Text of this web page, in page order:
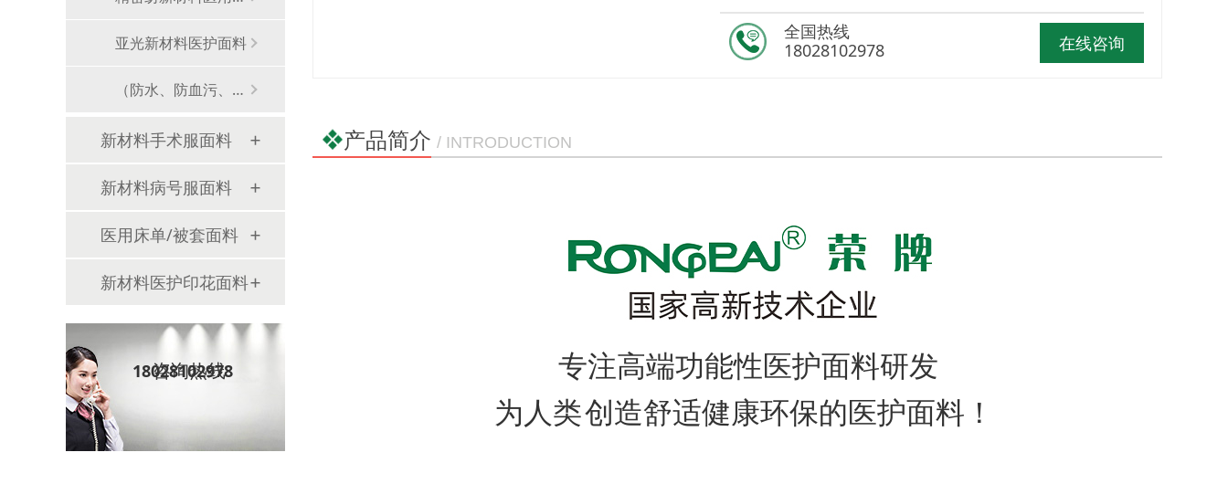
亚光新材料医护面料
（防水、防血污、防油渍等）多防新材料医用面料
新材料手术服面料
新材料病号服面料
医用床单/被套面料
新材料医护印花面料
咨询热线
18028102978
在线咨询
全国热线
18028102978
产品简介 / INTRODUCTION
专注高端功能性医护面料研发
为人类创造舒适健康环保的医护面料！